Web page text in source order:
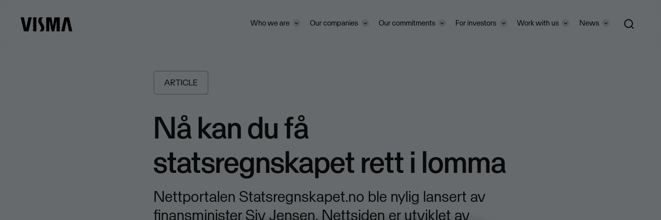
Who we are Our companies Our commitments For investors Work with us News
ARTICLE
Nå kan du få
statsregnskapet rett i lomma
Nettportalen Statsregnskapet.no ble nylig lansert av
finansminister Siv Jensen. Nettsiden er utviklet av